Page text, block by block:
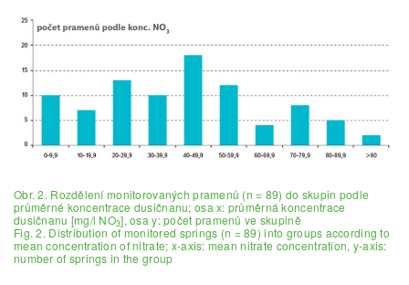
Obr. 2. Rozdělení monitorovaných pramenů (n = 89) do skupin podle
průměrné koncentrace dusičnanu; osa x: průměrná koncentrace
dusičnanu [mg/l NO3], osa y: počet pramenů ve skupině
Fig. 2. Distribution of monitored springs (n = 89) into groups according to
mean concentration of nitrate; x-axis: mean nitrate concentration, y-axis:
number of springs in the group